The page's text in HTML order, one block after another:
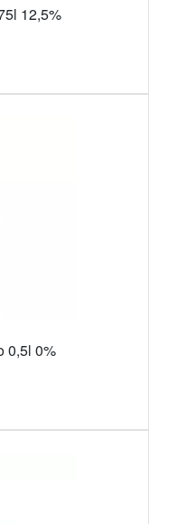
12,5%
0,5l 0%